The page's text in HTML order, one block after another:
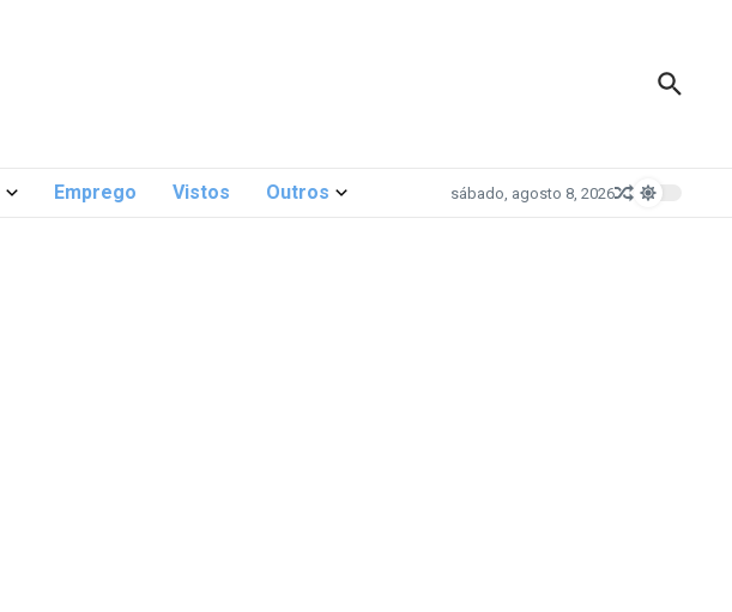
Emprego Vistos Outros sábado, agosto 8, 2026